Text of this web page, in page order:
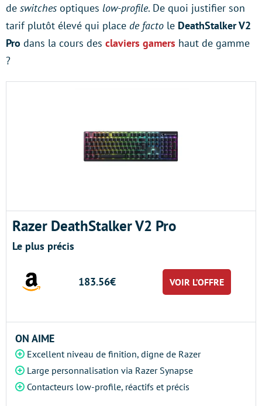
de switches optiques low-profile. De quoi justifier son
tarif plutôt élevé qui place de facto le DeathStalker V2
Pro dans la cours des claviers gamers haut de gamme
?
Razer DeathStalker V2 Pro
Le plus précis
183.56€ VOIR L’OFFRE
ON AIME
Excellent niveau de finition, digne de Razer
Large personnalisation via Razer Synapse
Contacteurs low-profile, réactifs et précis